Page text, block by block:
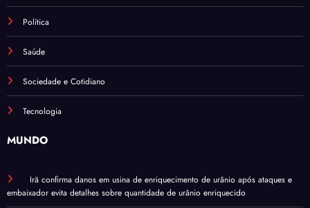
Política
Saúde
Sociedade e Cotidiano
Tecnologia
MUNDO
Irã confirma danos em usina de enriquecimento de urânio após ataques e
embaixador evita detalhes sobre quantidade de urânio enriquecido